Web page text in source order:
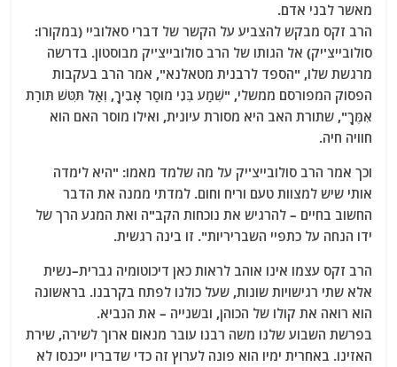
מאשר לבני אדם.
הרב זקס מבקש להצביע על הקשר של דברי סאלוביי (במקורו:
סולובייצ'יק) אל הגותו של הרב סולובייצ'יק מבוסטון. בדרשה
מרגשת שלו, "הספד לרבנית מטאלנא", אמר הרב בעקבות
הפסוק המפורסם ממשלי, "שְׁמַע בְּנִי מוּסַר אָבִיךָ, וְאַל תִּטֹּשׁ תּוֹרַת
אִמֶּךָ", שתורת האב היא מסורת עיונית, ואילו מוסר האם הוא
חוויה חיה.
וכך אמר הרב סולובייצ'יק על מה שלמד מאמו: "היא לימדה
אותי שיש למצוות טעם וריח וחום. למדתי ממנה את הדבר
החשוב בחיים – להרגיש את נוכחות הקב"ה ואת המגע הרך של
ידו הנחה על כתפיי השבריריות". זו בינה רגשית.
הרב זקס עצמו אינו אוהב לראות כאן דיכוטומיה גברית–נשית
אלא שתי רגישויות שונות, שעל כולנו לפתח בקרבנו. בראשונה
הוא רואה את קולו של הכוהן, ובשנייה – את הנביא.
בפרשת השבוע שלנו משה רבנו עובר מנאום ארוך לשירה, שירת
האזינו. באחרית ימיו הוא פונה לערוץ זה כדי שדבריו ייכנסו לא